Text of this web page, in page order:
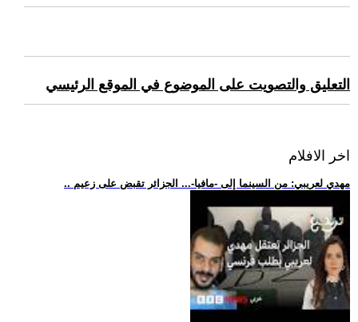
التعليق والتصويت على الموضوع في الموقع الرئيسي
اخر الافلام
.. مهدي لعريبي: من السينما إلى -مافيا-... الجزائر تقبض على زعيم